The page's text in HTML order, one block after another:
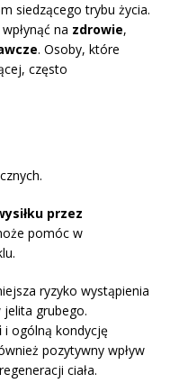
siedzącego trybu życia.
na zdrowie,
. Osoby, które
często
przez
pomóc w
ryzyko wystąpienia
grubego.
i ogólną kondycję
pozytywny wpływ
ciała.